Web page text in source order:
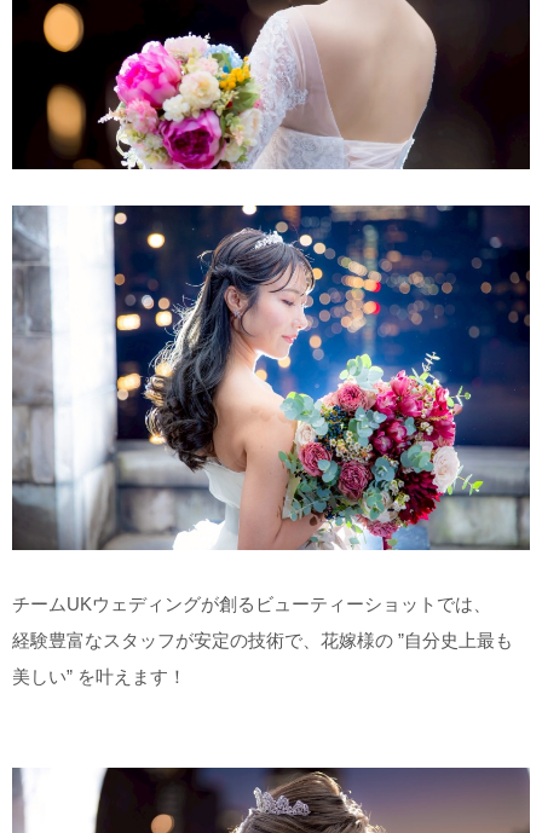
女性フォトグラファー
チームUKウェディングが創るビューティーショットでは、
経験豊富なスタッフが安定の技術で、花嫁様の ”自分史上最も
美しい” を叶えます！